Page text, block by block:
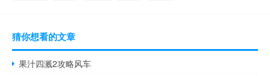
猜你想看的文章
果汁四溅2攻略风车